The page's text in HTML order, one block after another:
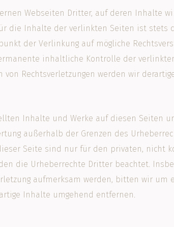
Webseiten Dritter, auf deren Inhalte
die Inhalte der verlinkten Seiten ist
der Verlinkung auf mögliche
inhaltliche Kontrolle der
Rechtsverletzungen werden wir
Inhalte und Werke auf diesen Seiten
außerhalb der Grenzen des
Seite sind nur für den privaten,
die Urheberrechte Dritter beachtet.
aufmerksam werden, bitten wir um
Inhalte umgehend entfernen.